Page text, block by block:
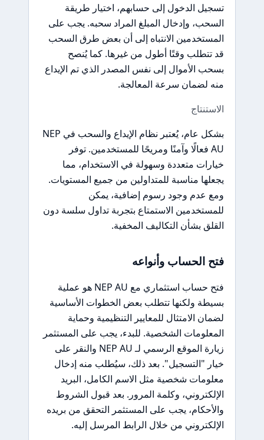
تسجيل الدخول إلى حسابهم، اختيار طريقة
السحب، وإدخال المبلغ المراد سحبه. يجب على
المستخدمين الانتباه إلى أن بعض طرق السحب
قد تتطلب وقتًا أطول من غيرها. كما يُنصح
بسحب الأموال إلى نفس المصدر الذي تم الإيداع
منه لضمان سرعة المعالجة.
الاستنتاج
بشكل عام، يُعتبر نظام الإيداع والسحب في NEP
AU فعالًا وآمنًا ومريحًا للمستخدمين. توفر
خيارات متعددة وسهولة في الاستخدام، مما
يجعلها مناسبة للمتداولين من جميع المستويات.
ومع عدم وجود رسوم إضافية، يمكن
للمستخدمين الاستمتاع بتجربة تداول سلسة دون
القلق بشأن التكاليف المخفية.
فتح الحساب وأنواعه
فتح حساب استثماري مع NEP AU هو عملية
بسيطة ولكنها تتطلب بعض الخطوات الأساسية
لضمان الامتثال للمعايير التنظيمية وحماية
المعلومات الشخصية. للبدء، يجب على المستثمر
زيارة الموقع الرسمي لـ NEP AU والنقر على
خيار "التسجيل". بعد ذلك، سيُطلب منه إدخال
معلومات شخصية مثل الاسم الكامل، البريد
الإلكتروني، وكلمة المرور. بعد قبول الشروط
والأحكام، يجب على المستثمر التحقق من بريده
الإلكتروني من خلال الرابط المرسل إليه.